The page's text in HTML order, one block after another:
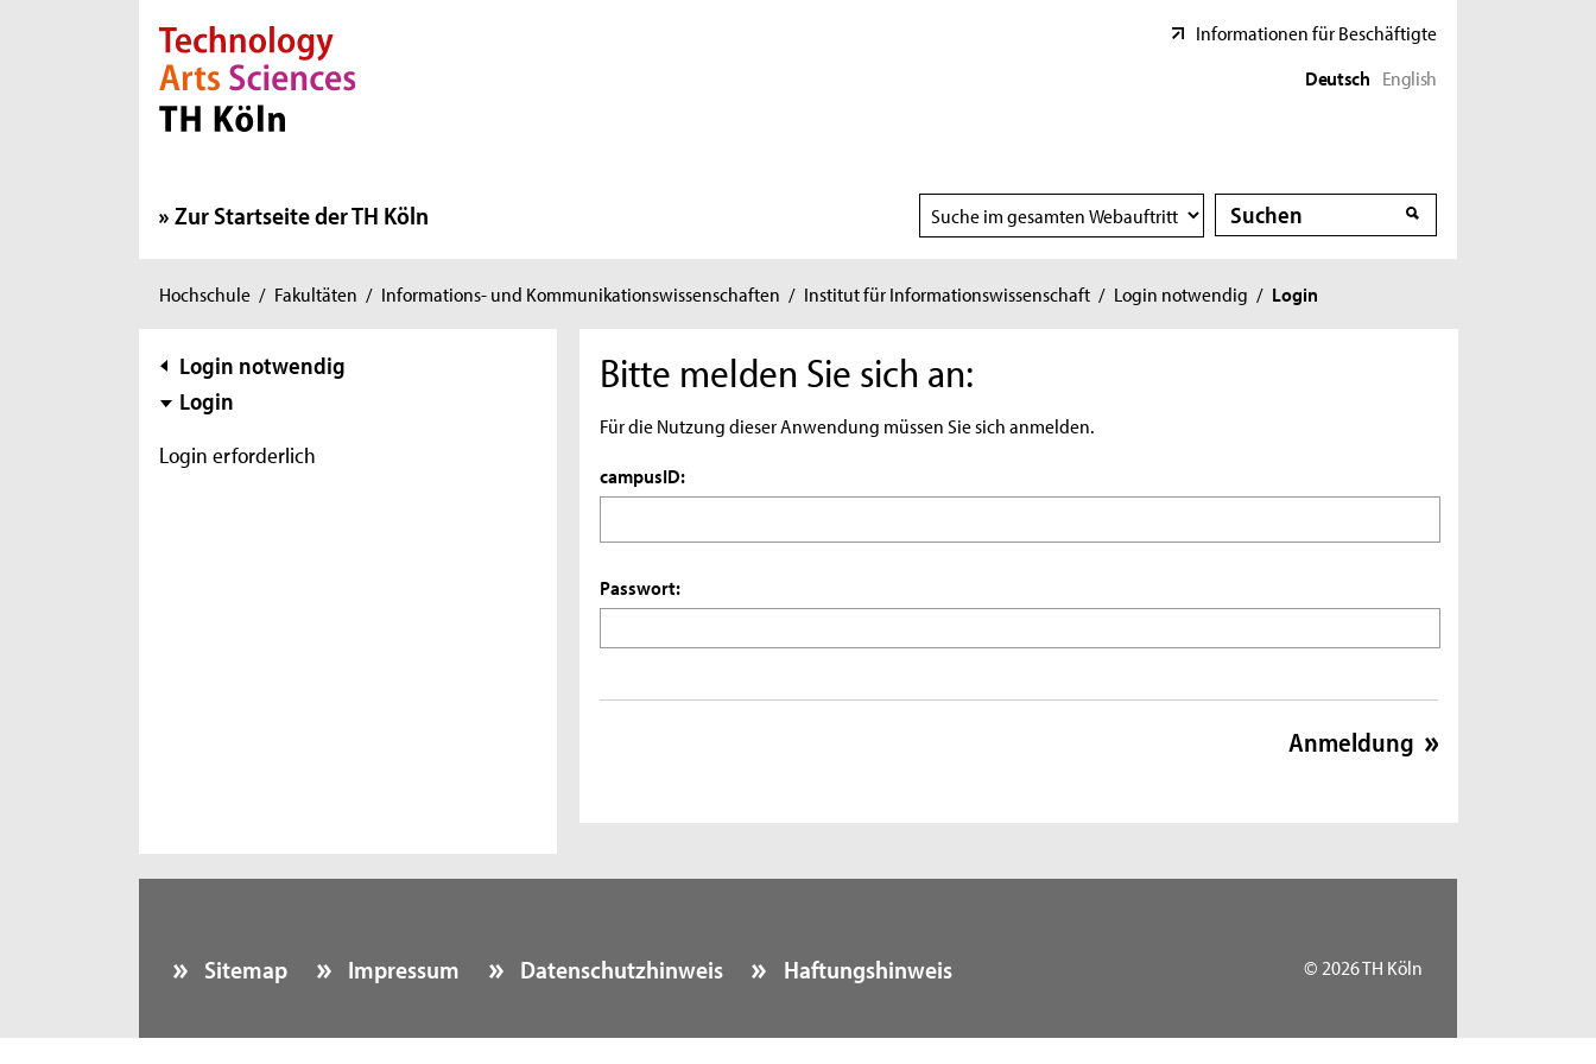
Direkt zur Hauptnavigation
Direkt zur Subnavigation
Direkt zum Inhalt
Direkt zum Fußbereich
Informationen für Beschäftigte
Deutsch English
Zur Startseite der TH Köln
Suchbereich
wählen
Suche
Suche
Sie
hier:
Hochschule / Fakultäten / Informations- und Kommunikationswissenschaften / Institut für Informationswissenschaft / Login notwendig / Login
Subnavigation
Login notwendig
Login
Login erforderlich
Bitte melden Sie sich an:
Für die Nutzung dieser Anwendung müssen Sie sich anmelden.
campusID:
Passwort:
Sitemap Impressum Datenschutzhinweis Haftungshinweis © 2026 TH Köln